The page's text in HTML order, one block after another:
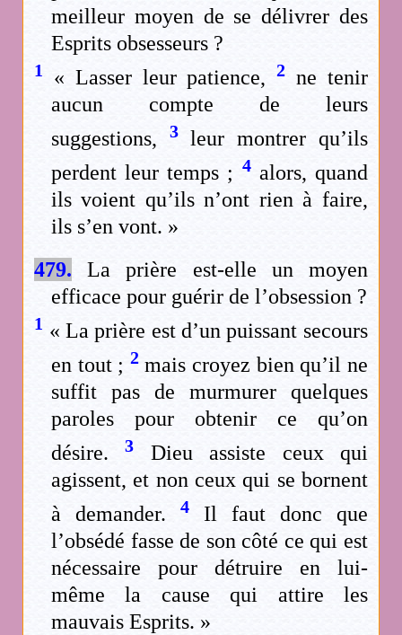
meilleur moyen de se délivrer des
Esprits obsesseurs ?
1 « Lasser leur patience,2 ne tenir
aucun compte de leurs
suggestions,
3leur montrer qu’ils
perdent leur temps ; 4alors, quand
ils voient qu’ils n’ont rien à faire,
ils s’en vont. »
479. La prière est-elle un moyen
efficace pour guérir de l’obsession ?
1 « La prière est d’un puissant secours
en tout ; 2mais croyez bien qu’il ne
suffit pas de murmurer quelques
paroles pour obtenir ce qu’on
désire.3
Dieu assiste ceux qui
agissent, et non ceux qui se bornent
à demander. 4Il faut donc que
l’obsédé fasse de son côté ce qui est
nécessaire pour détruire en lui-
même la cause qui attire les
mauvais Esprits. »